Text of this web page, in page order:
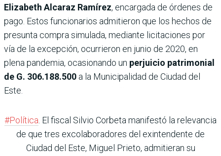
Elizabeth Alcaraz Ramírez, encargada de órdenes de
pago. Estos funcionarios admitieron que los hechos de
presunta compra simulada, mediante licitaciones por
vía de la excepción, ocurrieron en junio de 2020, en
plena pandemia, ocasionando un perjuicio patrimonial
de G. 306.188.500 a la Municipalidad de Ciudad del
Este.
#Política. El fiscal Silvio Corbeta manifestó la relevancia
de que tres excolaboradores del exintendente de
Ciudad del Este, Miguel Prieto, admitieran su